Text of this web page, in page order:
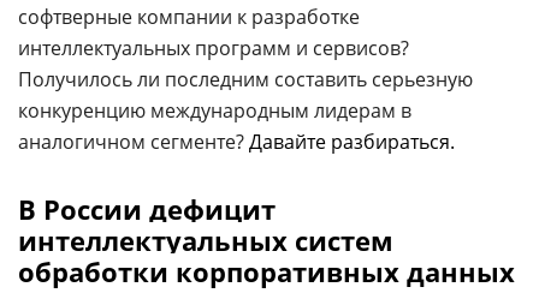
софтверные компании к разработке
интеллектуальных программ и сервисов?
Получилось ли последним составить серьезную
конкуренцию международным лидерам в
аналогичном сегменте?Давайте разбираться.
В России дефицит
интеллектуальных систем
обработки корпоративных данных